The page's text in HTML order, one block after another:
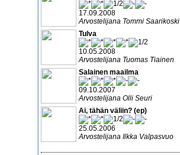
17.09.2008
Arvostelijana Tommi Saarikoski
Tulva
10.05.2008
Arvostelijana Tuomas Tiainen
Salainen maailma
09.10.2007
Arvostelijana Olli Seuri
Ai, tähän väliin? (ep)
25.05.2006
Arvostelijana Ilkka Valpasvuo